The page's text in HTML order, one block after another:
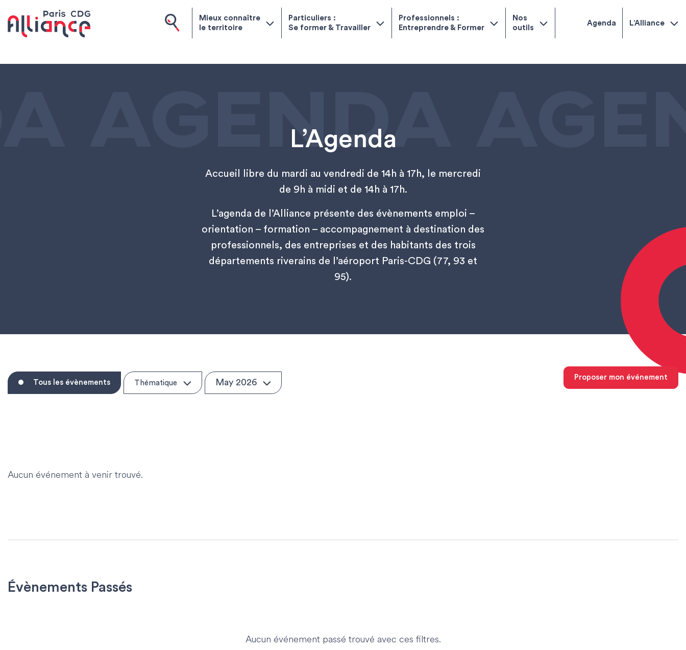
Mieux connaître
le territoire
Particuliers :
Se former & Travailler
Professionnels :
Entreprendre & Former
Nos
outils
Agenda L’Alliance
AGENDA
L’Agenda
Accueil libre du mardi au vendredi de 14h à 17h, le mercredi
de 9h à midi et de 14h à 17h.
L’agenda de l’Alliance présente des évènements emploi –
orientation – formation – accompagnement à destination des
professionnels, des entreprises et des habitants des trois
départements riverains de l’aéroport Paris-CDG (77, 93 et
95).
Tous les évènements Thématique May 2026
Proposer mon événement
Aucun événement à venir trouvé.
Évènements Passés
Aucun événement passé trouvé avec ces filtres.